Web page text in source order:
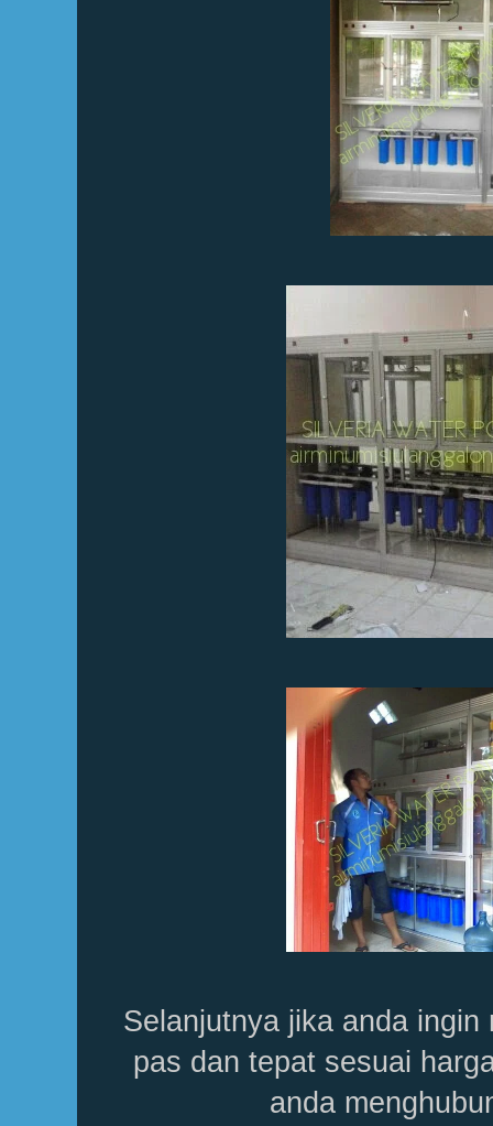
Selanjutnya jika anda
pas dan tepat sesuai
anda